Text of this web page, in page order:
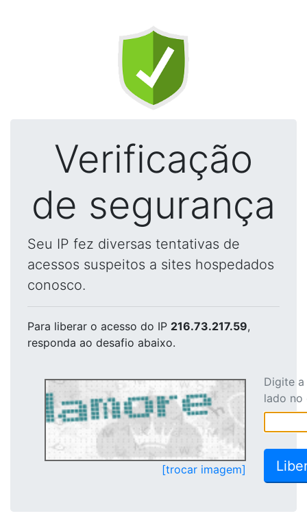
Verificação
de segurança
Seu IP fez diversas tentativas de
acessos suspeitos a sites hospedados
conosco.
Para liberar o acesso do IP 216.73.217.59,
responda ao desafio abaixo.
[trocar imagem]
Digite
lado no